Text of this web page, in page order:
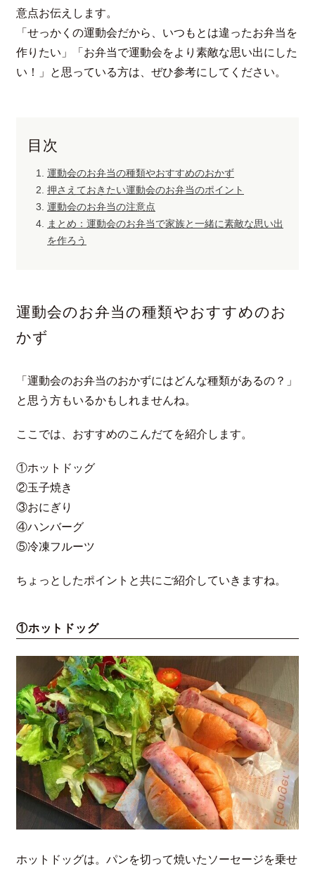
意点お伝えします。
「せっかくの運動会だから、いつもとは違ったお弁当を
作りたい」「お弁当で運動会をより素敵な思い出にした
い！」と思っている方は、ぜひ参考にしてください。
目次
運動会のお弁当の種類やおすすめのおかず
押さえておきたい運動会のお弁当のポイント
運動会のお弁当の注意点
まとめ：運動会のお弁当で家族と一緒に素敵な思い出
を作ろう
運動会のお弁当の種類やおすすめのお
かず
「運動会のお弁当のおかずにはどんな種類があるの？」
と思う方もいるかもしれませんね。
ここでは、おすすめのこんだてを紹介します。
①ホットドッグ
②玉子焼き
③おにぎり
④ハンバーグ
⑤冷凍フルーツ
ちょっとしたポイントと共にご紹介していきますね。
①ホットドッグ
ホットドッグは。パンを切って焼いたソーセージを乗せ